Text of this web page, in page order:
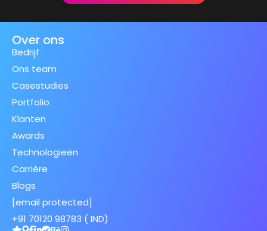
Over ons
Bedrijf
Ons team
Casestudies
Portfolio
Klanten
Awards
Technologieën
Carrière
Blogs
[email protected]
+91 70120 98783 ( IND)